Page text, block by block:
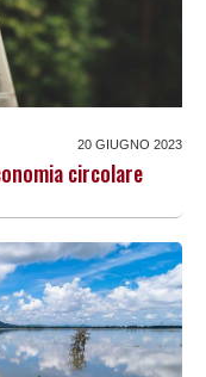
20 GIUGNO 2023
circolare